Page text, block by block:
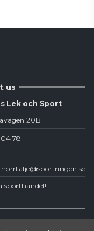
us
Lek och Sport
20B
78
sporthandel!